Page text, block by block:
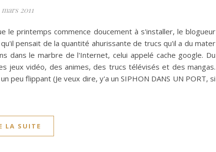
mars 2011
le printemps commence doucement à s'installer, le blogueur
pensait de la quantité ahurissante de trucs qu'il a du mater
dans le marbre de l'Internet, celui appelé cache google. Du
jeux vidéo, des animes, des trucs télévisés et des mangas.
peu flippant (Je veux dire, y'a un SIPHON DANS UN PORT, si
LA SUITE